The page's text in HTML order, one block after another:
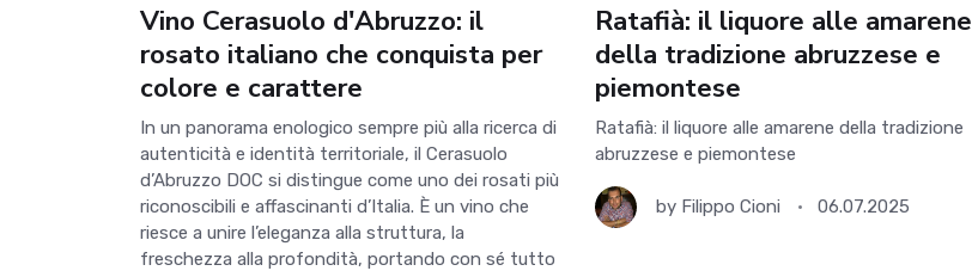
Vino Cerasuolo d'Abruzzo: il
rosato italiano che conquista per
colore e carattere
In un panorama enologico sempre più alla ricerca di
autenticità e identità territoriale, il Cerasuolo
d’Abruzzo DOC si distingue come uno dei rosati più
riconoscibili e affascinanti d’Italia. È un vino che
riesce a unire l’eleganza alla struttura, la
freschezza alla profondità, portando con sé tutto
Ratafià: il liquore alle amarene
della tradizione abruzzese e
piemontese
Ratafià: il liquore alle amarene della tradizione
abruzzese e piemontese
by Filippo Cioni 06.07.2025